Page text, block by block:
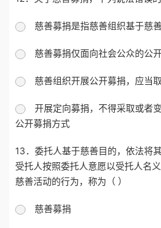
慈善募捐是指慈善组织基于慈
慈善募捐仅面向社会公众的公
慈善组织开展公开募捐，应当
开展定向募捐，不得采取或者
公开募捐方式
13．委托人基于慈善目的，依法将
受托人按照委托人意愿以受托人名
慈善活动的行为，称为（ ）
慈善募捐